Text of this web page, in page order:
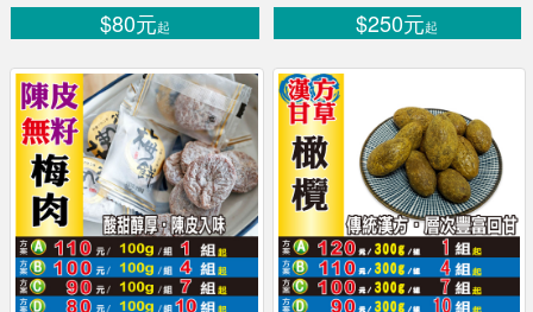
$80元起 $250元起